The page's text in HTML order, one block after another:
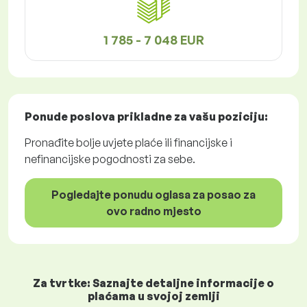
1 785 - 7 048 EUR
Ponude poslova prikladne za vašu poziciju:
Pronađite bolje uvjete plaće ili financijske i
nefinancijske pogodnosti za sebe.
Pogledajte ponudu oglasa za posao za
ovo radno mjesto
Za tvrtke: Saznajte detaljne informacije o
plaćama u svojoj zemlji